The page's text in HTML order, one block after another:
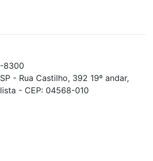
8300
- Rua Castilho, 392 19º andar,
- CEP: 04568-010